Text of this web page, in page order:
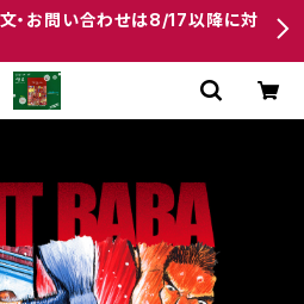
・お問い合わせは8/17以降に対